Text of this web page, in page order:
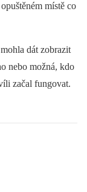
místě co
dát zobrazit
nebo možná, kdo
začal fungovat.